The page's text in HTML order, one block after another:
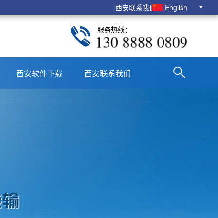
西安联系我们 English
服务热线：
130 8888 0809
西安软件下载 西安联系我们